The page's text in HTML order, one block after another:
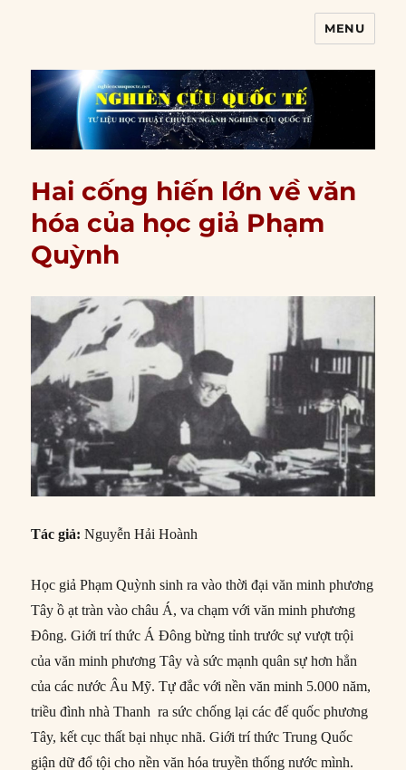
MENU
Hai cống hiến lớn về văn
hóa của học giả Phạm
Quỳnh
Tác giả:Nguyễn Hải Hoành
Học giả Phạm Quỳnh sinh ra vào thời đại văn minh phương
Tây ồ ạt tràn vào châu Á, va chạm với văn minh phương
Đông. Giới trí thức Á Đông bừng tỉnh trước sự vượt trội
của văn minh phương Tây và sức mạnh quân sự hơn hẳn
của các nước Âu Mỹ. Tự đắc với nền văn minh 5.000 năm,
triều đình nhà Thanh ra sức chống lại các đế quốc phương
Tây, kết cục thất bại nhục nhã. Giới trí thức Trung Quốc
giận dữ đổ tội cho nền văn hóa truyền thống nước mình.